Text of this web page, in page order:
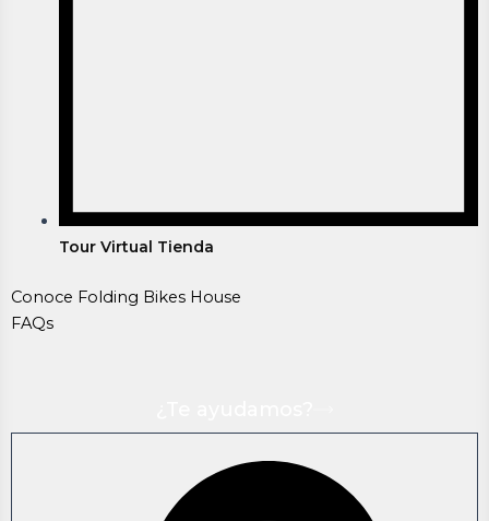
Tour Virtual Tienda
Conoce Folding Bikes House
FAQs